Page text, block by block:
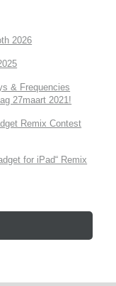
2026
& Frequencies
27maart 2021!
Remix Contest
for iPad“ Remix